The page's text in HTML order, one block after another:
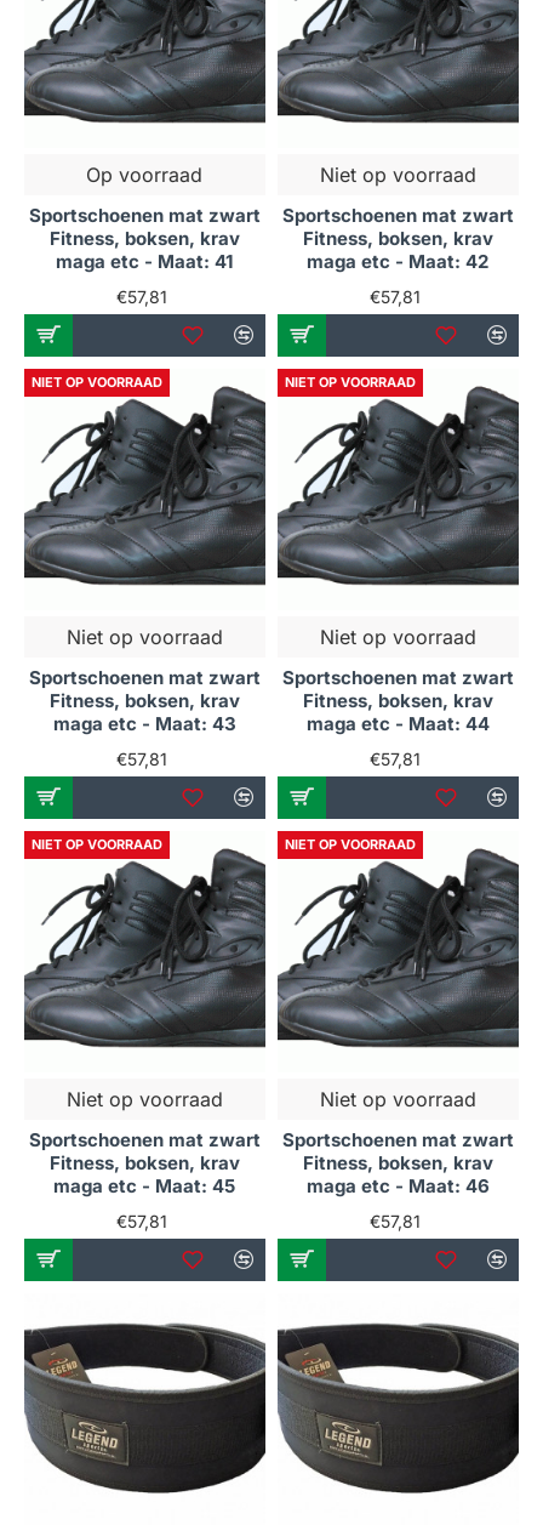
Op voorraad
Sportschoenen mat zwart
Fitness, boksen, krav
maga etc - Maat: 41
€57,81
Niet op voorraad
Sportschoenen mat zwart
Fitness, boksen, krav
maga etc - Maat: 42
€57,81
NIET OP VOORRAAD
Niet op voorraad
Sportschoenen mat zwart
Fitness, boksen, krav
maga etc - Maat: 43
€57,81
NIET OP VOORRAAD
Niet op voorraad
Sportschoenen mat zwart
Fitness, boksen, krav
maga etc - Maat: 44
€57,81
NIET OP VOORRAAD
Niet op voorraad
Sportschoenen mat zwart
Fitness, boksen, krav
maga etc - Maat: 45
€57,81
NIET OP VOORRAAD
Niet op voorraad
Sportschoenen mat zwart
Fitness, boksen, krav
maga etc - Maat: 46
€57,81